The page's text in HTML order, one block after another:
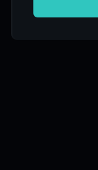
לעשות קצת
נשמח
לשמוע